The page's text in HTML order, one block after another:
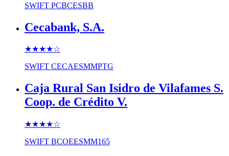
SWIFT PCBCESBB
Cecabank, S.A.
★★★★☆
SWIFT CECAESMMPTG
Caja Rural San Isidro de Vilafames S.
Coop. de Crédito V.
★★★★☆
SWIFT BCOEESMM165